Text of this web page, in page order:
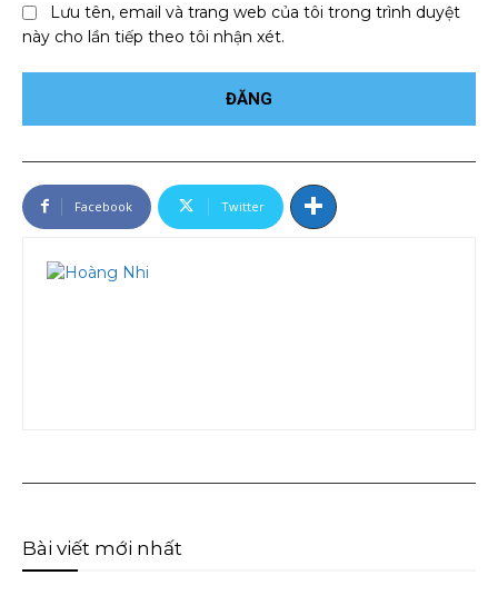
Lưu tên, email và trang web của tôi trong trình duyệt
này cho lần tiếp theo tôi nhận xét.
Facebook Twitter
Bài viết mới nhất